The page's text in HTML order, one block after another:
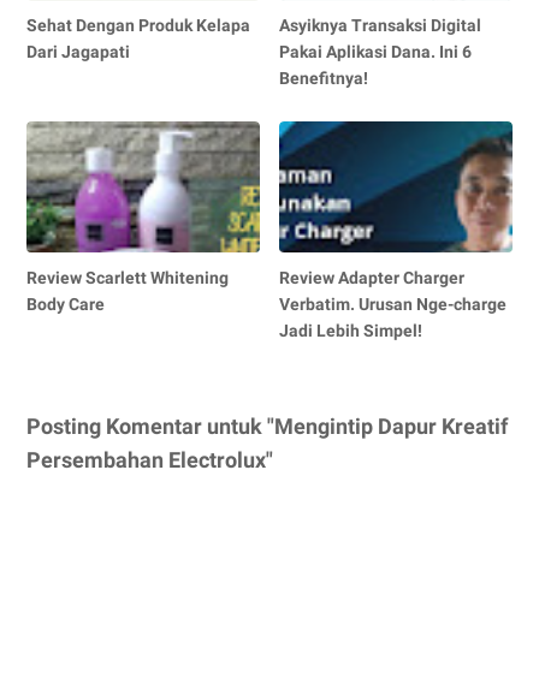
Sehat Dengan Produk Kelapa
Dari Jagapati
Asyiknya Transaksi Digital
Pakai Aplikasi Dana. Ini 6
Benefitnya!
Review Scarlett Whitening
Body Care
Review Adapter Charger
Verbatim. Urusan Nge-charge
Jadi Lebih Simpel!
Posting Komentar untuk "Mengintip Dapur Kreatif
Persembahan Electrolux"